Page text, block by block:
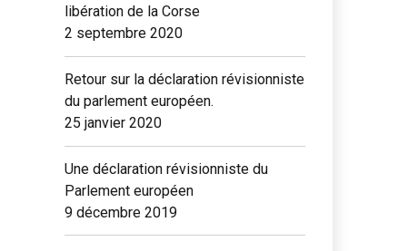
libération de la Corse
2 septembre 2020
Retour sur la déclaration révisionniste
du parlement européen.
25 janvier 2020
Une déclaration révisionniste du
Parlement européen
9 décembre 2019